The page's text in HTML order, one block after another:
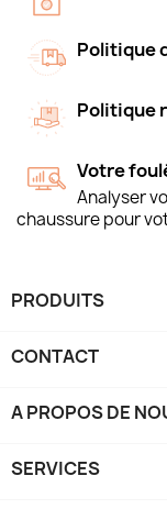
Politique
Politique
Votre
Analyser
chaussure pour
PRODUITS
CONTACT
A PROPOS DE
SERVICES